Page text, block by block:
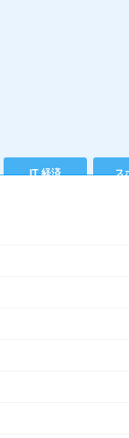
IT 経済 ス